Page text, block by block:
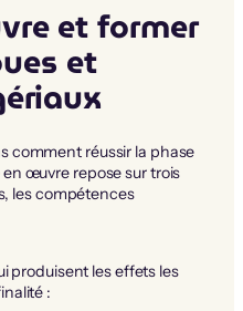
et former
et
comment réussir la phase
œuvre repose sur trois
les compétences
produisent les effets les
: